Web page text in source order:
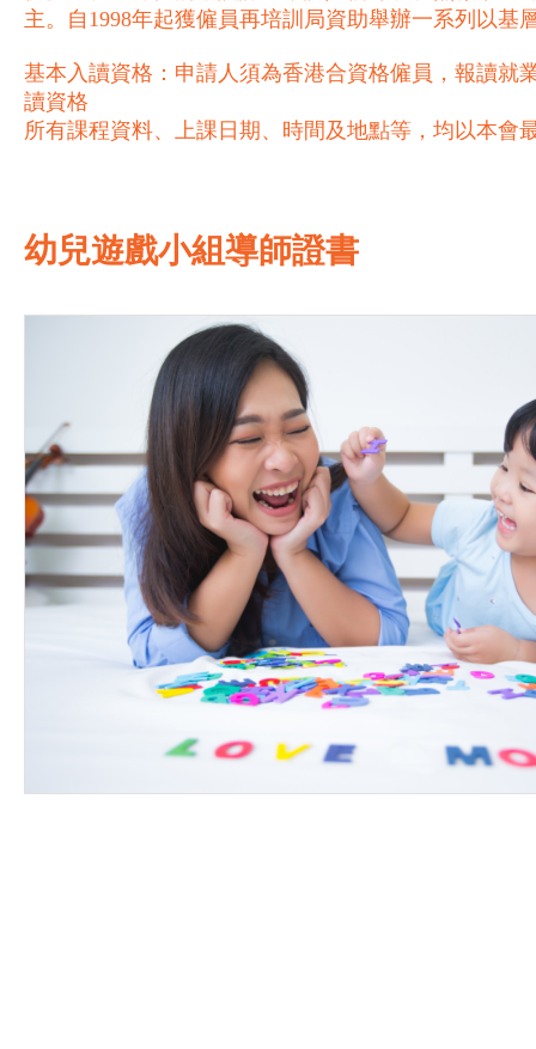
主。自1998年起獲僱員再培訓局資助舉辦一系列以
基本入讀資格：申請人須為香港合資格僱員，報讀就
讀資格
所有課程資料、上課日期、時間及地點等，均以本會
幼兒遊戲小組導師證書